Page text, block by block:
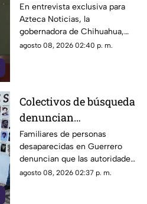
Advierte que nuevos
lineamientos del
Gobierno Federal
amenazan la libertad
En entrevista exclusiva para
Azteca Noticias, la
gobernadora de Chihuahua,
Maru Campos, alzó la voz
expresión.
agosto 08, 2026 02:40 p. m.
Colectivos de búsqueda
denuncian
restricciones para
ingresar a la sierra de
Chilpancingo
Familiares de personas
desaparecidas en Guerrero
denuncian que las autoridades
les negaron el
agosto 08, 2026 02:37 p. m.